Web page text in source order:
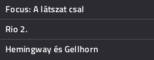
Focus: A látszat csal
Rio 2.
Hemingway és Gellhorn